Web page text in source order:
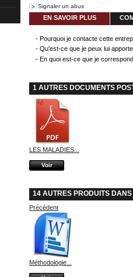
Signaler un abus
EN SAVOIR PLUS
- Pourquoi je contacte cette
- Qu'est-ce que je peux lui
- En quoi est-ce que je
1 AUTRES DOCUMENTS
LES MALADIES...
Voir
14 AUTRES PRODUITS
Précédent
Méthodologie...